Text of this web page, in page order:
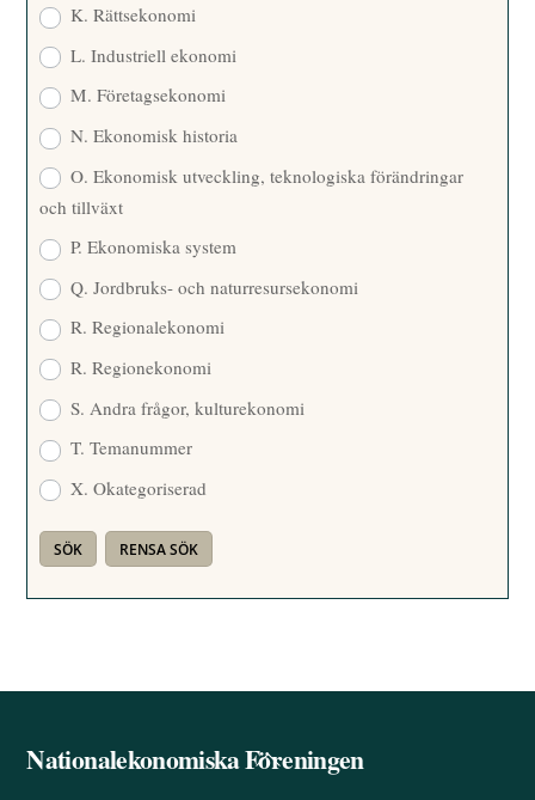
K. Rättsekonomi
L. Industriell ekonomi
M. Företagsekonomi
N. Ekonomisk historia
O. Ekonomisk utveckling, teknologiska förändringar
och tillväxt
P. Ekonomiska system
Q. Jordbruks- och naturresursekonomi
R. Regionalekonomi
R. Regionekonomi
S. Andra frågor, kulturekonomi
T. Temanummer
X. Okategoriserad
Back
Nationalekonomiska Föreningen